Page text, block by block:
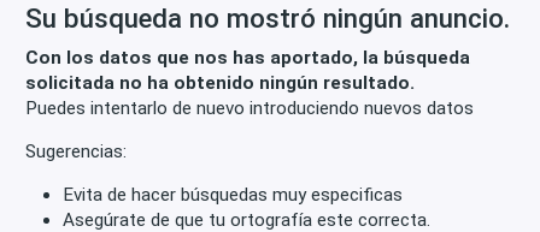
Su búsqueda no mostró ningún anuncio.
Con los datos que nos has aportado, la búsqueda
solicitada no ha obtenido ningún resultado.
Puedes intentarlo de nuevo introduciendo nuevos datos
Sugerencias:
Evita de hacer búsquedas muy especificas
Asegúrate de que tu ortografía este correcta.